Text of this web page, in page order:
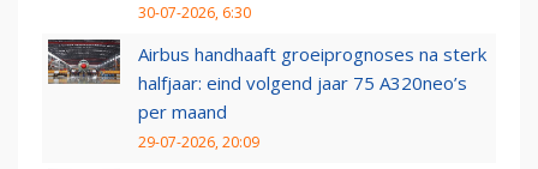
30-07-2026, 6:30
Airbus handhaaft groeiprognoses na sterk
halfjaar: eind volgend jaar 75 A320neo’s
per maand
29-07-2026, 20:09